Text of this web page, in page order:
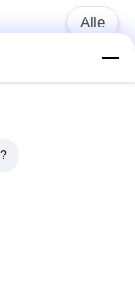
Alle
Nylon
Lycra-